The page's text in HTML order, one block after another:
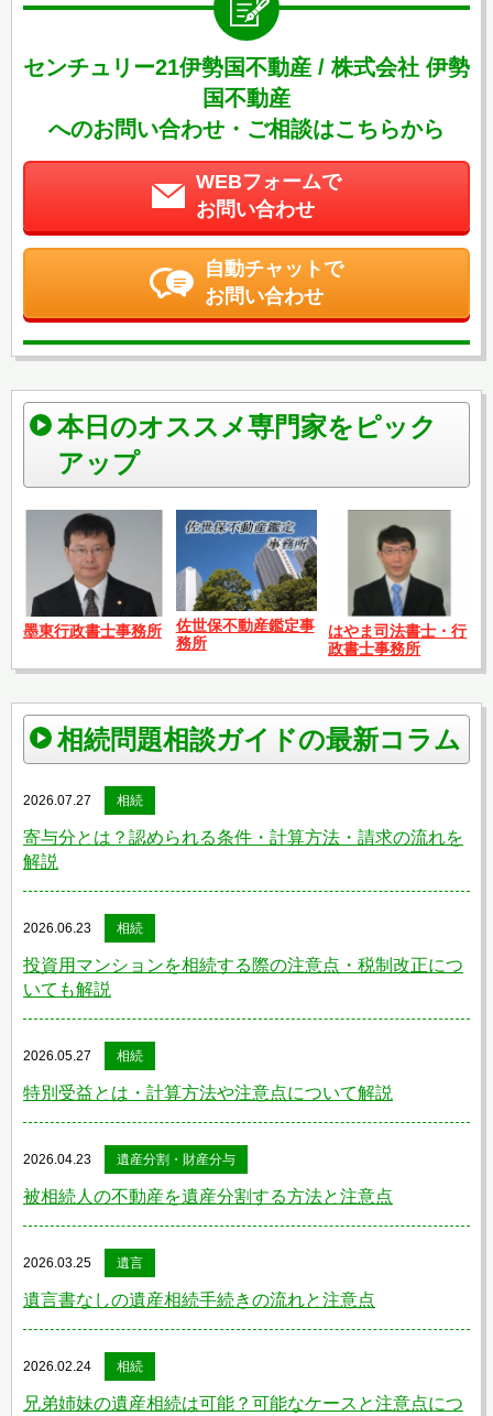
センチュリー21伊勢国不動産 / 株式会社 伊勢
国不動産
へのお問い合わせ・ご相談はこちらから
WEBフォームで
お問い合わせ
自動チャットで
お問い合わせ
本日のオススメ専門家をピック
アップ
墨東行政書士事務所
佐世保不動産鑑定事
務所
はやま司法書士・行
政書士事務所
相続問題相談ガイドの最新コラム
2026.07.27 相続
寄与分とは？認められる条件・計算方法・請求の流れを
解説
2026.06.23 相続
投資用マンションを相続する際の注意点・税制改正につ
いても解説
2026.05.27 相続
特別受益とは・計算方法や注意点について解説
2026.04.23 遺産分割・財産分与
被相続人の不動産を遺産分割する方法と注意点
2026.03.25 遺言
遺言書なしの遺産相続手続きの流れと注意点
2026.02.24 相続
兄弟姉妹の遺産相続は可能？可能なケースと注意点につ